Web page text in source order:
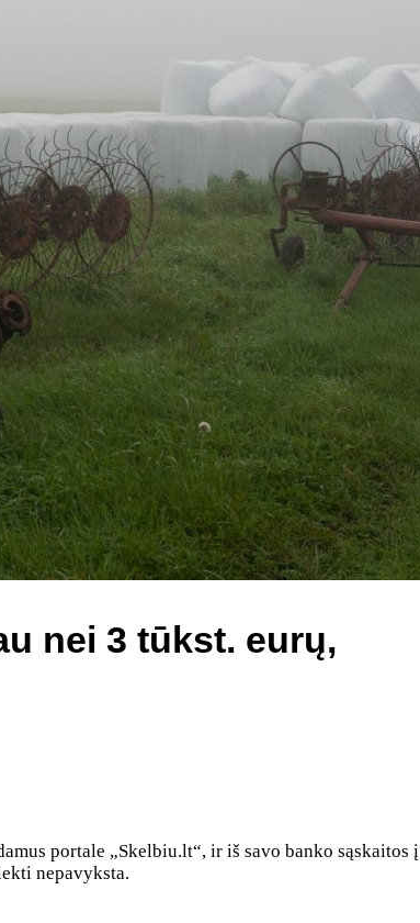
nei 3 tūkst. eurų,
portale „Skelbiu.lt“, ir iš savo banko sąskaitos į
nepavyksta.